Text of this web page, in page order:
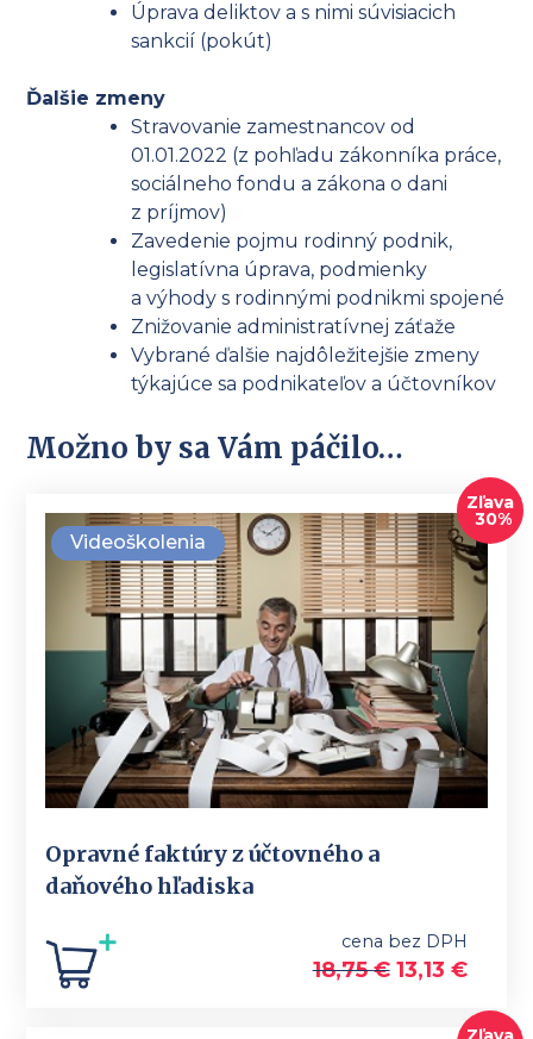
Úprava deliktov a s nimi súvisiacich
sankcií (pokút)
Ďalšie zmeny
Stravovanie zamestnancov od
01.01.2022 (z pohľadu zákonníka práce,
sociálneho fondu a zákona o dani
z príjmov)
Zavedenie pojmu rodinný podnik,
legislatívna úprava, podmienky
a výhody s rodinnými podnikmi spojené
Znižovanie administratívnej záťaže
Vybrané ďalšie najdôležitejšie zmeny
týkajúce sa podnikateľov a účtovníkov
Možno by sa Vám páčilo…
Videoškolenia
Zľava
30%
Opravné faktúry z účtovného a
daňového hľadiska
cena bez DPH
18,75€ 13,13 €